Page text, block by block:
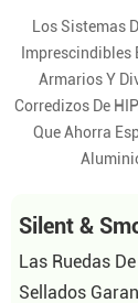
Los Sistemas
Imprescindibles
Armarios Y
Corredizos De
Que Ahorra
Silent &
Las Ruedas
Sellados